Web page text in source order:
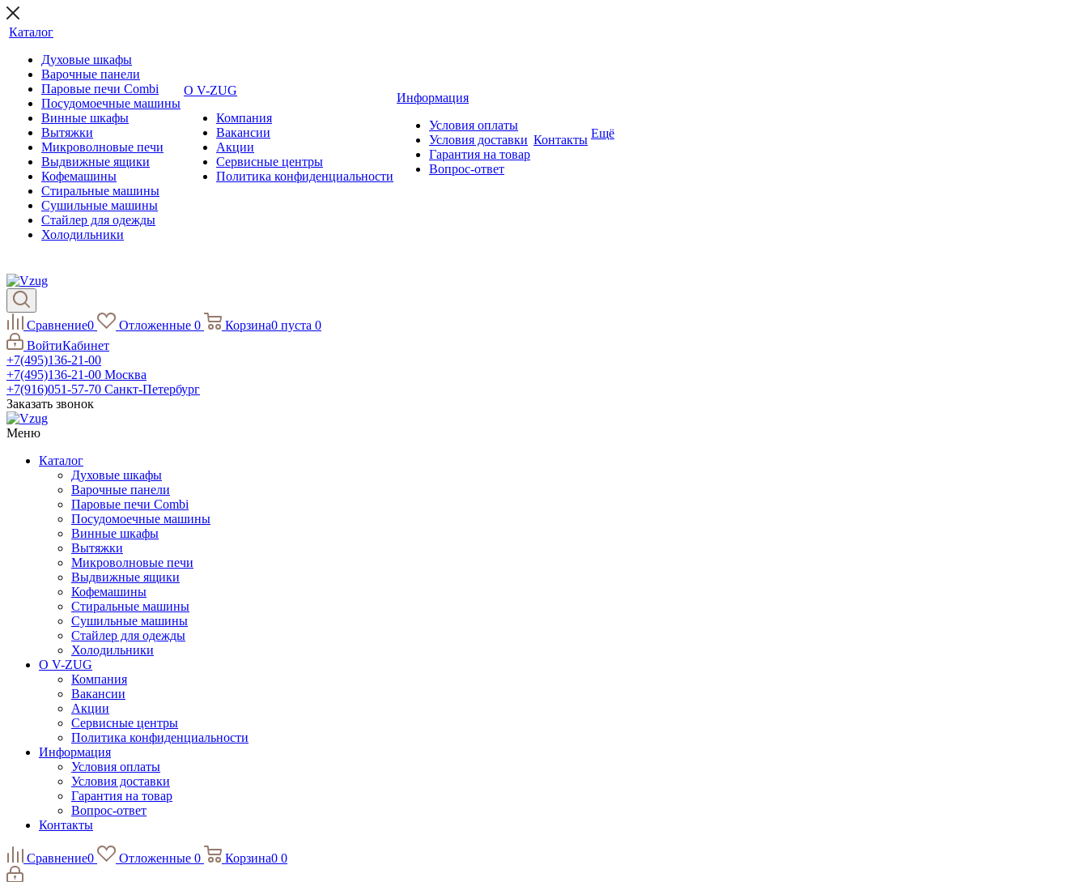
Каталог
Духовые шкафы
Варочные панели
Паровые печи Combi
Посудомоечные машины
Винные шкафы
Вытяжки
Микроволновые печи
Выдвижные ящики
Кофемашины
Стиральные машины
Сушильные машины
Стайлер для одежды
Холодильники
О V-ZUG
Компания
Вакансии
Акции
Сервисные центры
Политика конфиденциальности
Информация
Условия оплаты
Условия доставки
Гарантия на товар
Вопрос-ответ
Контакты Ещё
Сравнение0 Отложенные 0 Корзина0 пуста 0
ВойтиКабинет
+7(495)136-21-00‬
+7(495)136-21-00‬ Москва
+7(916)051-57-70 Санкт-Петербург
Заказать звонок
Меню
Каталог
Духовые шкафы
Варочные панели
Паровые печи Combi
Посудомоечные машины
Винные шкафы
Вытяжки
Микроволновые печи
Выдвижные ящики
Кофемашины
Стиральные машины
Сушильные машины
Стайлер для одежды
Холодильники
О V-ZUG
Компания
Вакансии
Акции
Сервисные центры
Политика конфиденциальности
Информация
Условия оплаты
Условия доставки
Гарантия на товар
Вопрос-ответ
Контакты
Сравнение0 Отложенные 0 Корзина0 0